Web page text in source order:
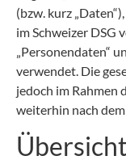
(bzw. kurz
im Schweizer DSG
„Personendaten“
verwendet. Die
jedoch im Rahmen
weiterhin nach